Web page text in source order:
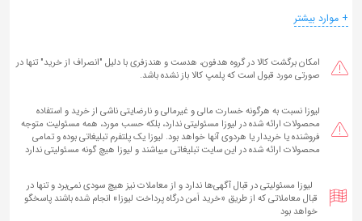
+ موارد بیشتر
امکان برگشت کالا در گروه هدفون، هدست و هندزفری با دلیل "انصراف از خرید" تنها در
صورتی مورد قبول است که پلمپ کالا باز نشده باشد.
لیوزا نسبت به هرگونه خسارت مالی و غیرمالی و نارضایتی ناشی از خرید و استفاده
محصولات ارائه شده در لیوزا مسئولیتی ندارد، بلکه حسب مورد، همه مسئولیت متوجه
فروشنده یا خریدار یا هردوی آنها خواهد بود. لیوزا یک پلتفرم تبلیغاتی بوده و تمامی
محصولات ارائه شده در این سایت تبلیغاتی میباشند و لیوزا هیچ گونه مسئولیتی ندارد
لیوزا مسئولیتی در قبال آگهی‌ها ندارد و از معاملات نیز هیچ سودی نمی‌برد و تنها در
قبال معاملاتی که از طریق «خرید اَمن درگاه پرداخت لیوزا» انجام شده‌ باشند پاسخگو
خواهد بود